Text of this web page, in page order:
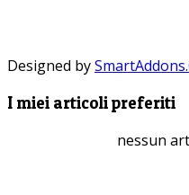
Designed by
I miei articoli preferiti
nessun